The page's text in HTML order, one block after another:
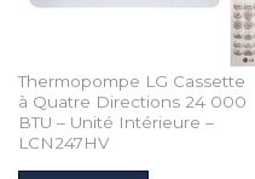
Thermopompe LG Cassette
à Quatre Directions 24 000
BTU – Unité Intérieure –
LCN247HV